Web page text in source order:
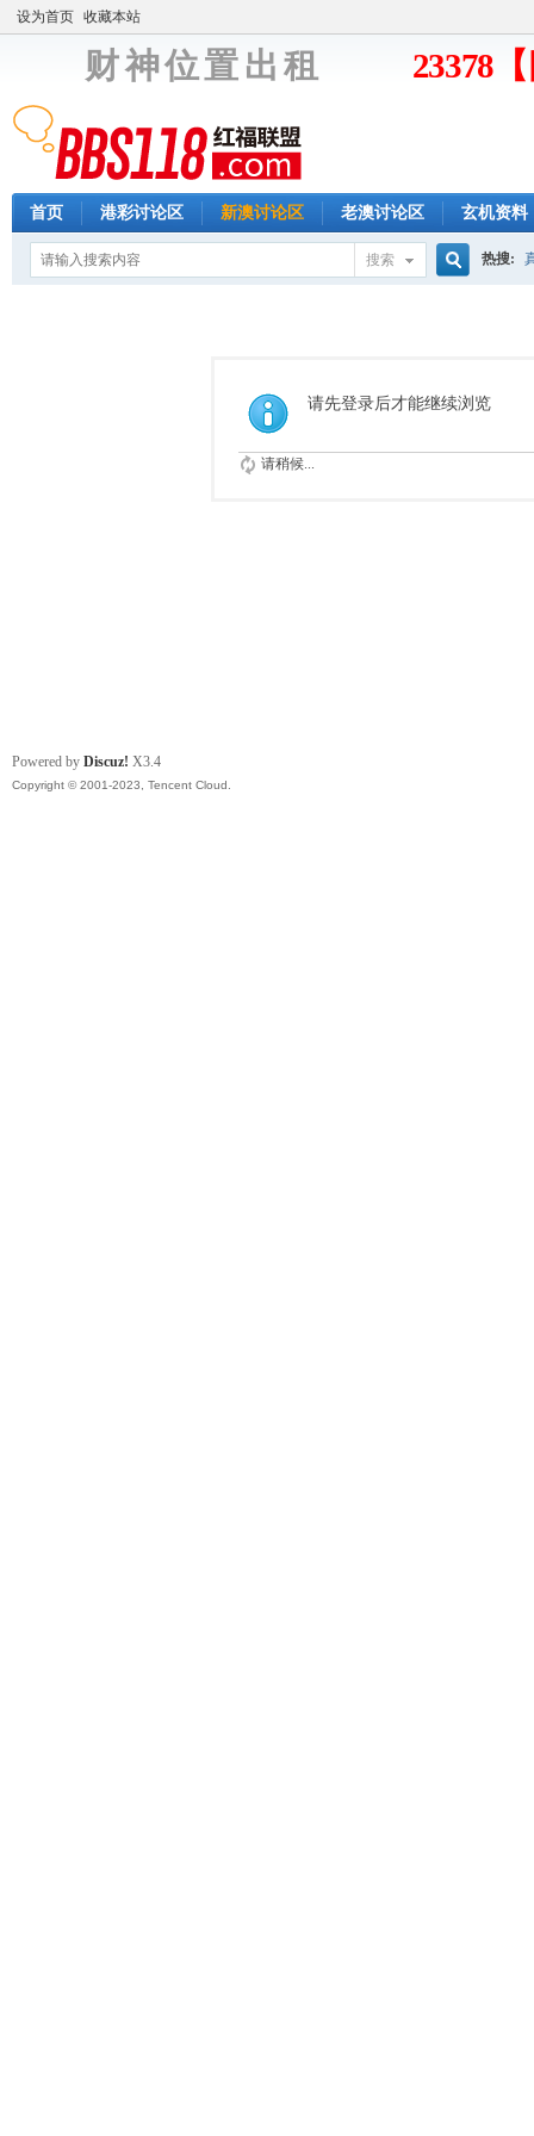
设为首页 收藏本站
财 神 位 置 出 租 23378
首页 港彩讨论区 新澳讨论区 老澳讨论区 玄机资料
搜索
索
热搜:
请先登录后才能继续浏览
请稍候...
Powered by Discuz! X3.4
Copyright © 2001-2023, Tencent Cloud.